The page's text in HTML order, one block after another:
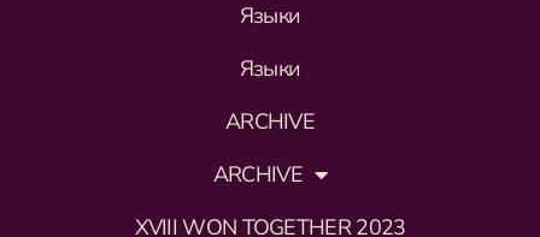
Языки
Языки
ARCHIVE
ARCHIVE
XVIII WON TOGETHER 2023